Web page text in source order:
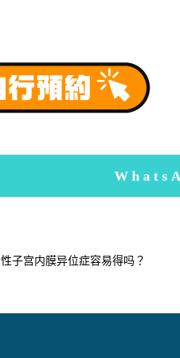
子宫内膜异位症容易得吗？